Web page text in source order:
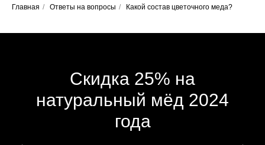
Главная / Ответы на вопросы / Какой состав цветочного меда?
Скидка 25% на
натуральный мёд 2024
года